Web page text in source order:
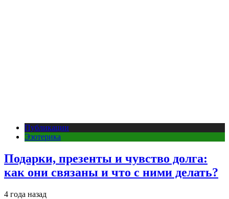
Публикации
Эзотерика
Подарки, презенты и чувство долга:
как они связаны и что с ними делать?
4 года назад